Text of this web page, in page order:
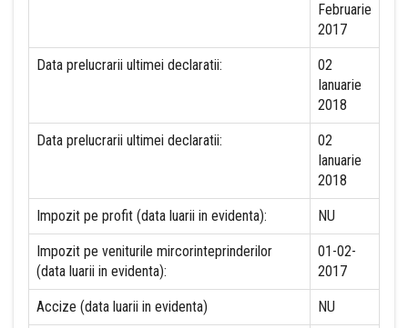
Februarie
2017
Data prelucrarii ultimei declaratii:
02
Ianuarie
2018
Data prelucrarii ultimei declaratii:
02
Ianuarie
2018
Impozit pe profit (data luarii in evidenta): NU
Impozit pe veniturile mircorinteprinderilor
(data luarii in evidenta):
01-02-
2017
Accize (data luarii in evidenta) NU